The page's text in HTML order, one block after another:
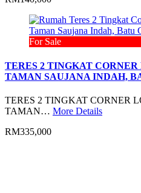
For Sale
TERES 2 TINGKAT
TAMAN SAUJANA INDAH,
TERES 2 TINGKAT CORNER
TAMAN… More Details
RM335,000